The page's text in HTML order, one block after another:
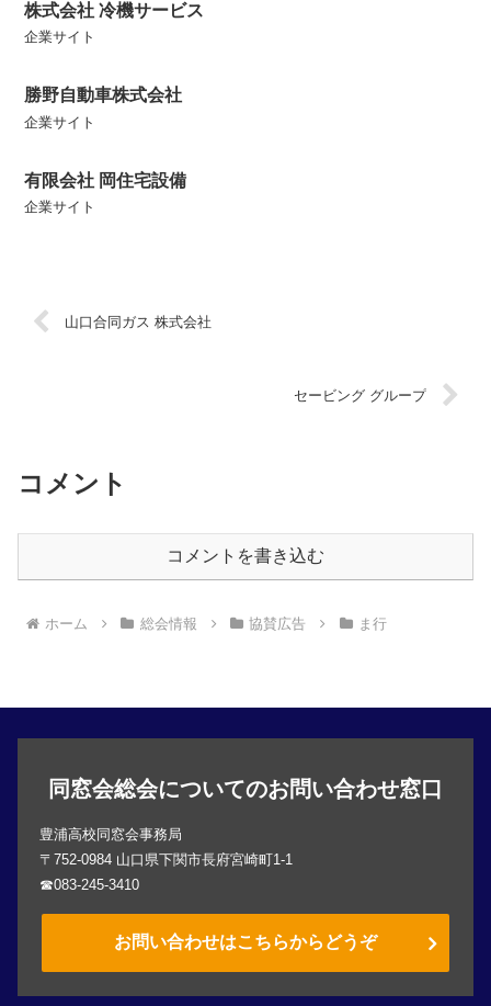
株式会社 冷機サービス
企業サイト
勝野自動車株式会社
企業サイト
有限会社 岡住宅設備
企業サイト
山口合同ガス 株式会社
セービング グループ
コメント
コメントを書き込む
ホーム 総会情報 協賛広告 ま行
同窓会総会についてのお問い合わせ窓口
豊浦高校同窓会事務局
〒752-0984 山口県下関市長府宮崎町1-1
☎083-245-3410
お問い合わせはこちらからどうぞ